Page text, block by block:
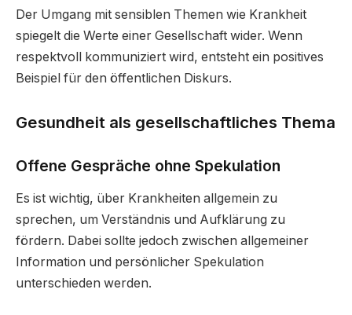
Der Umgang mit sensiblen Themen wie Krankheit
spiegelt die Werte einer Gesellschaft wider. Wenn
respektvoll kommuniziert wird, entsteht ein positives
Beispiel für den öffentlichen Diskurs.
Gesundheit als gesellschaftliches Thema
Offene Gespräche ohne Spekulation
Es ist wichtig, über Krankheiten allgemein zu
sprechen, um Verständnis und Aufklärung zu
fördern. Dabei sollte jedoch zwischen allgemeiner
Information und persönlicher Spekulation
unterschieden werden.